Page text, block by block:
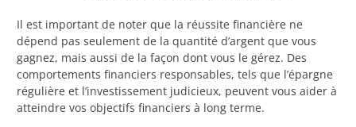
Il est important de noter que la réussite financière ne
dépend pas seulement de la quantité d’argent que vous
gagnez, mais aussi de la façon dont vous le gérez. Des
comportements financiers responsables, tels que l’épargne
régulière et l’investissement judicieux, peuvent vous aider à
atteindre vos objectifs financiers à long terme.